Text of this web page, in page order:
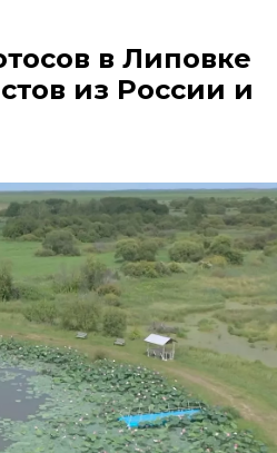
в Липовке
из России и